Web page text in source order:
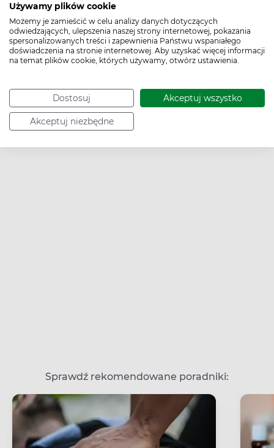
Używamy plików cookie
Możemy je zamieścić w celu analizy danych dotyczących
odwiedzających, ulepszenia naszej strony internetowej, pokazania
spersonalizowanych treści i zapewnienia Państwu wspaniałego
doświadczenia na stronie internetowej. Aby uzyskać więcej informacji
na temat plików cookie, których używamy, otwórz ustawienia.
Dostosuj Akceptuj wszystko
Akceptuj niezbędne
Płeć:
Dowolna
Działanie/właściwości:
Wspierające
Sprawdź rekomendowane poradniki: